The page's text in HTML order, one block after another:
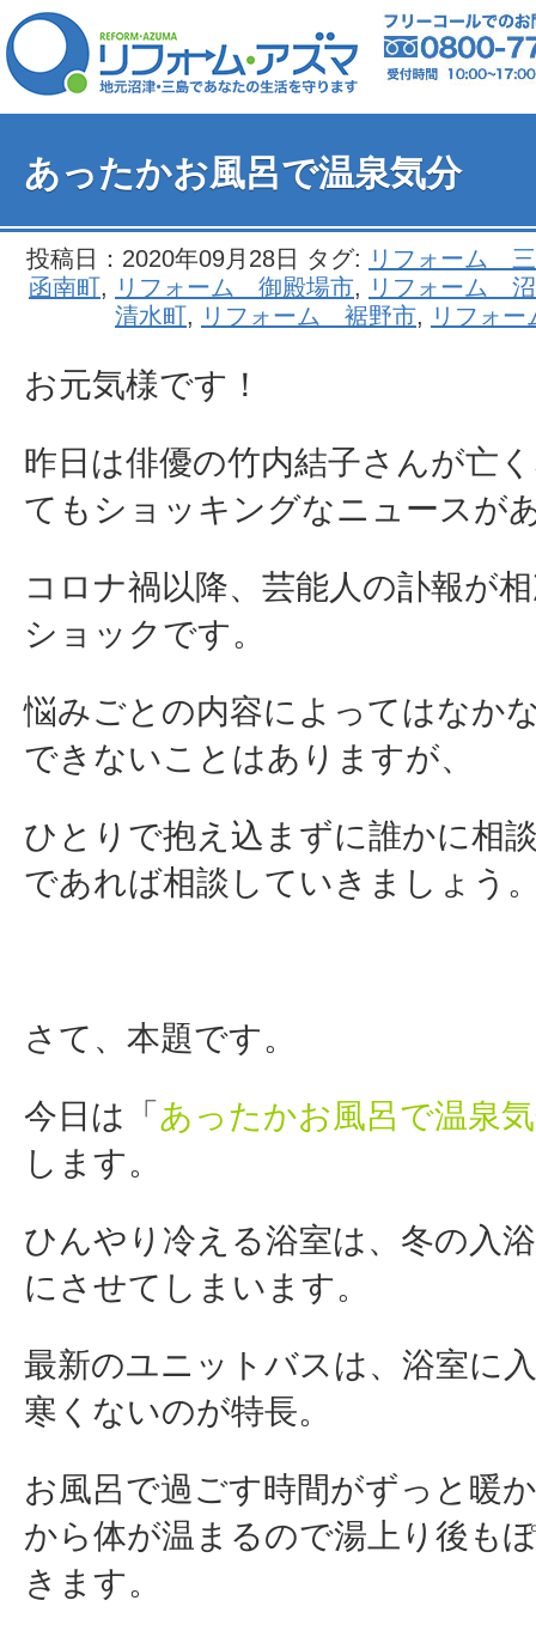
あったかお風呂で温泉気分
投稿日：2020年09月28日 タグ: リフォーム
函南町, リフォーム 御殿場市, リフォーム
清水町, リフォーム 裾野市, リフォ
お元気様です！
昨日は俳優の竹内結子さんが亡
てもショッキングなニュースが
コロナ禍以降、芸能人の訃報が
ショックです。
悩みごとの内容によってはなか
できないことはありますが、
ひとりで抱え込まずに誰かに相
であれば相談していきましょう
さて、本題です。
今日は「 あったかお風呂で温泉
します。
ひんやり冷える浴室は、冬の入
にさせてしまいます。
最新のユニットバスは、浴室に
寒くないのが特長。
お風呂で過ごす時間がずっと暖
から体が温まるので湯上り後も
きます。